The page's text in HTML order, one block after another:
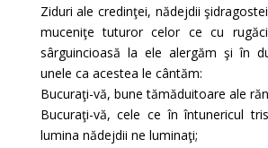
Ziduri ale credinţei, nădejdii
muceniţe tuturor celor ce cu
sârguincioasă la ele alergăm şi în
unele ca acestea le cântăm:
Bucuraţi-vă, bune tămăduitoare ale
Bucuraţi-vă, cele ce în întunericul
lumina nădejdii ne luminaţi;